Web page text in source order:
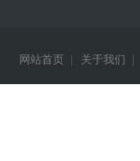
网站首页 关于我们